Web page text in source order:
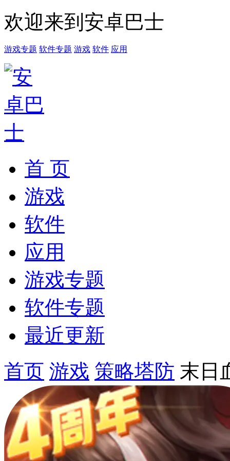
欢迎来到安卓巴士
游戏专题 软件专题 游戏 软件 应用
首 页
游戏
软件
应用
游戏专题
软件专题
最近更新
首页 游戏 策略塔防 末日